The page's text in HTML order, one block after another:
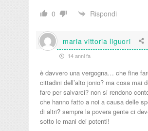
0 Rispondi
maria vittoria liguori
14 anni fa
è davvero una vergogna… che fine
cittadini dell’alto jonio? ma cosa mai
fare per salvarci? non si rendono
che hanno fatto a noi a causa delle
di altri? sempre la povera gente ci
sotto le mani dei potenti!